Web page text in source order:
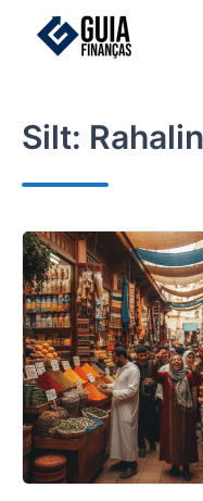
Silt: